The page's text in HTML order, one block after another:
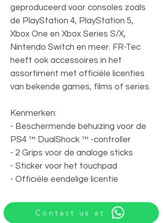
geproduceerd voor consoles zoals
de PlayStation 4, PlayStation 5,
Xbox One en Xbox Series S/X,
Nintendo Switch en meer. FR-Tec
heeft ook accessoires in het
assortiment met officiële licenties
van bekende games, films of series.
Kenmerken:
- Beschermende behuizing voor de
PS4 ™ DualShock ™ -controller
- 2 Grips voor de analoge sticks
- Sticker voor het touchpad
- Officiële eendelige licentie
Contact us at